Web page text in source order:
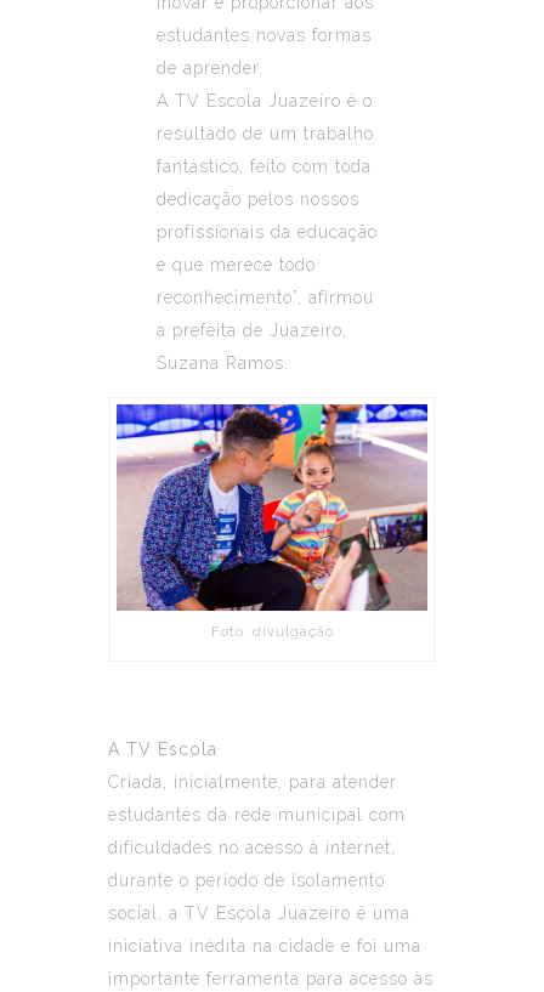
estudantes novas formas
de aprender.
A TV Escola
Juazeiro é o
resultado de um trabalho
fantástico, feito com toda
dedicação pelos nossos
profissionais da educação
e que merece todo
reconhecimento”, afirmou
a prefeita de Juazeiro,
Suzana Ramos.
Foto: divulgação
A TV Escola
Criada, inicialmente, para atender
estudantes da rede municipal com
dificuldades no acesso à internet,
durante o período de isolamento
social, a TV Escola
Juazeiro é uma
iniciativa inédita na cidade e foi uma
importante ferramenta para acesso às